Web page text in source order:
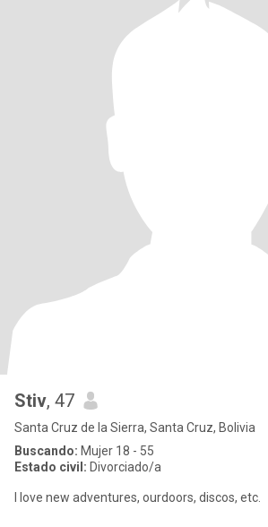
Stiv, 47
Santa Cruz de la Sierra, Santa Cruz, Bolivia
Buscando: Mujer 18 - 55
Estado civil: Divorciado/a
I love new adventures, ourdoors, discos, etc.